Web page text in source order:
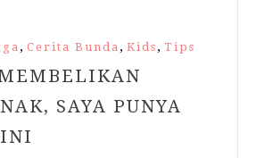
, Cerita Bunda , Kids , Tips
SAYA PUNYA